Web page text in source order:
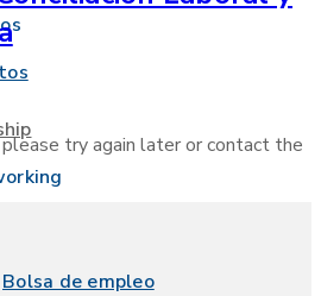
Bolsa de empleo
try again later or contact the